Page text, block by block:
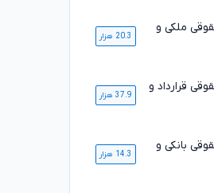
ملکی و
20.3 هزار
قرارداد و
37.9 هزار
بانکی و
14.3 هزار